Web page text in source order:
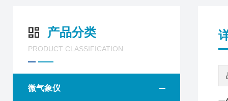
产品分类
PRODUCT CLASSIFICATION
微气象仪